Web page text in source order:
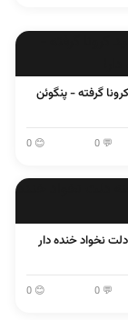
گرفته - پنگوئن
💬 0
😊 0
نخواد خنده دار
💬 0
😊 0